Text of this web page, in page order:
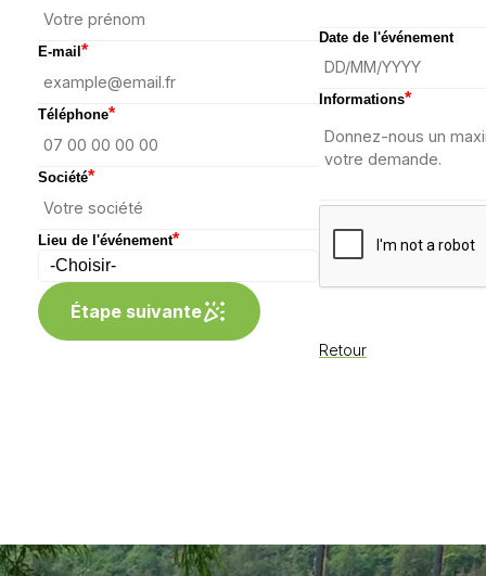
E-mail *
Téléphone*
Société*
Lieu de l'événement*
Étape suivante
Date de l'événement
Informations*
Retour